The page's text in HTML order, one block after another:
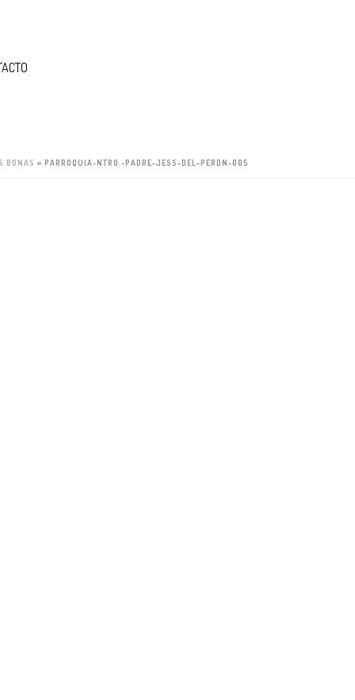
BONAS » PARROQUIA-NTRO.-PADRE-JESS-DEL-PERDN-005